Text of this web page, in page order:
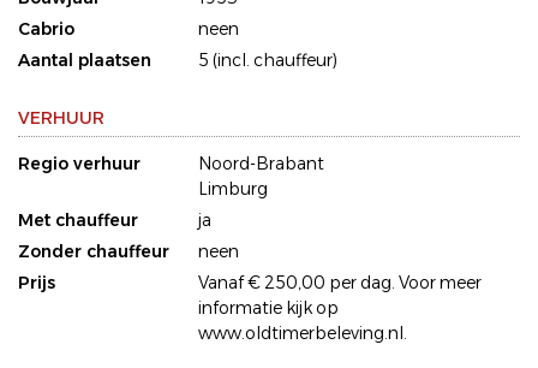
Cabrio
neen
Aantal plaatsen
5 (incl. chauffeur)
VERHUUR
Regio verhuur
Noord-Brabant
Limburg
Met chauffeur
ja
Zonder chauffeur
neen
Prijs
Vanaf € 250,00 per dag. Voor meer
informatie kijk op
www.oldtimerbeleving.nl.